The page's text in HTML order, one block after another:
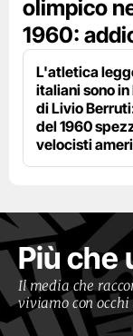
olimpico
1960:
L'atletica
italiani sono
di Livio
del 1960
velocisti
Più che
Il media che
viviamo con occhi